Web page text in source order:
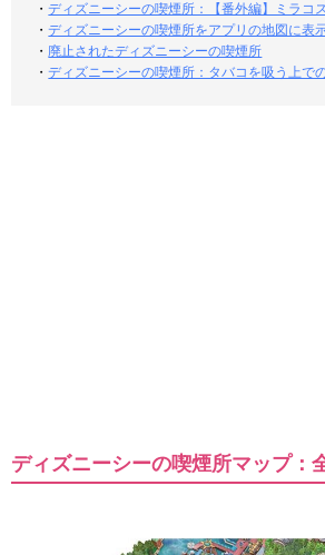
・ディズニーシーの喫煙所：【番外編】ミラコ
・ディズニーシーの喫煙所をアプリの地図に表
・ 廃止されたディズニーシーの喫煙所
・ディズニーシーの喫煙所：タバコを吸う上で
ディズニーシーの喫煙所マップ：